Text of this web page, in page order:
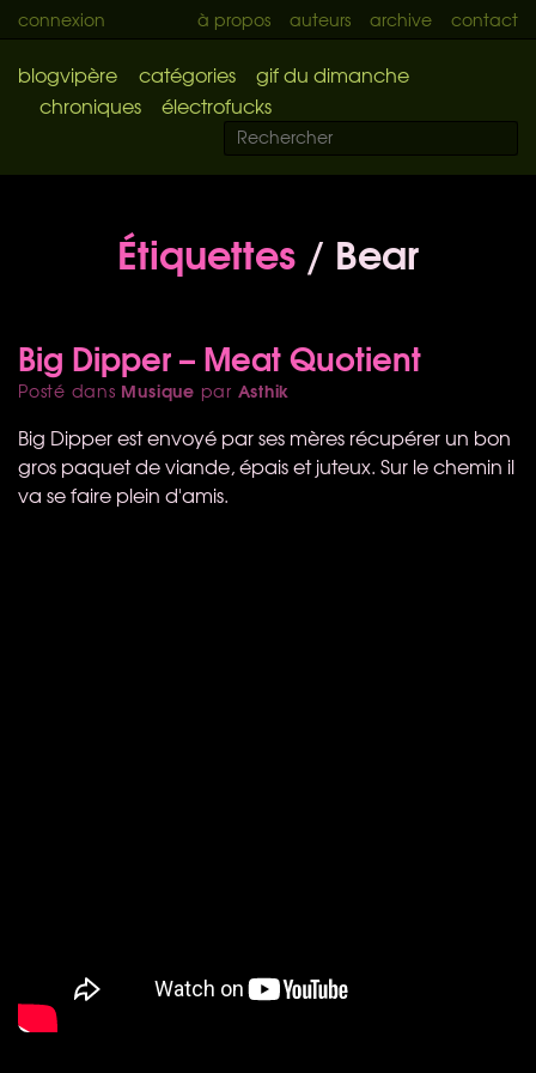
connexion à propos auteurs archive contact
blogvipère catégories
gif du dimanche
chroniques
électrofucks
Étiquettes / Bear
Big Dipper – Meat Quotient
Posté dans Musique par Asthik
Big Dipper est envoyé par ses mères récupérer un bon
gros paquet de viande, épais et juteux. Sur le chemin il
va se faire plein d'amis.